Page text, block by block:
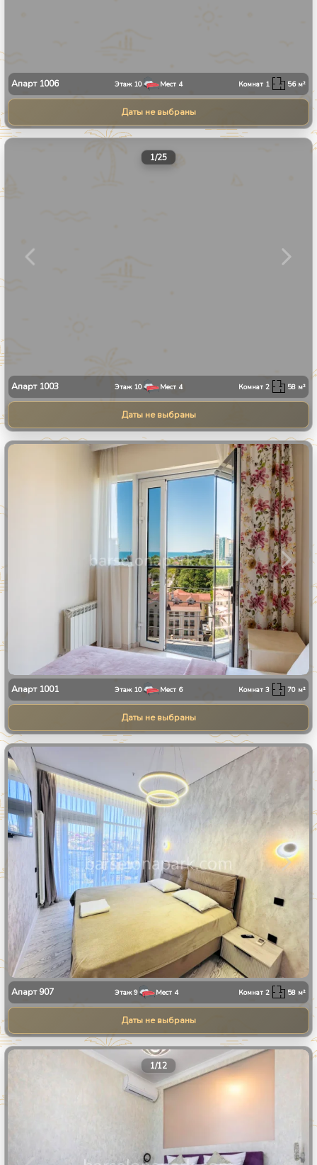
Апарт 1006 Этаж 10 Мест 4 Комнат 1 56м²
Даты не выбраны
1/25
Апарт 1003 Этаж 10 Мест 4 Комнат2 58 м²
Даты не выбраны
Апарт 1001 Этаж 10 Мест 6 Комнат3 70 м²
Даты не выбраны
Апарт907 Этаж9 Мест 4 Комнат2 58 м²
Даты не выбраны
1/12